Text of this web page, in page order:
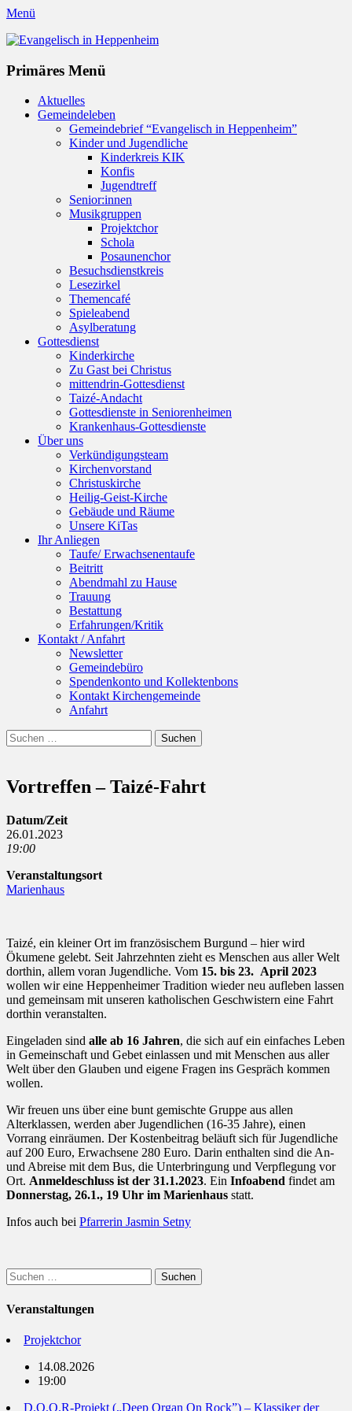
Menü
Evangelisch in Heppenheim
Primäres Menü
Zum
Inhalt
Aktuelles
Gemeindeleben
Gemeindebrief “Evangelisch in Heppenheim”
Kinder und Jugendliche
Kinderkreis KIK
Konfis
Jugendtreff
Senior:innen
Musikgruppen
Projektchor
Schola
Posaunenchor
Besuchsdienstkreis
Lesezirkel
Themencafé
Spieleabend
Asylberatung
Gottesdienst
Kinderkirche
Zu Gast bei Christus
mittendrin-Gottesdienst
Taizé-Andacht
Gottesdienste in Seniorenheimen
Krankenhaus-Gottesdienste
Über uns
Verkündigungsteam
Kirchenvorstand
Christuskirche
Heilig-Geist-Kirche
Gebäude und Räume
Unsere KiTas
Ihr Anliegen
Taufe/ Erwachsenentaufe
Beitritt
Abendmahl zu Hause
Trauung
Bestattung
Erfahrungen/Kritik
Kontakt / Anfahrt
Newsletter
Gemeindebüro
Spendenkonto und Kollektenbons
Kontakt Kirchengemeinde
Anfahrt
Suchen
Suchen
nach:
Vortreffen – Taizé-Fahrt
Datum/Zeit
26.01.2023
19:00
Veranstaltungsort
Marienhaus
Taizé, ein kleiner Ort im französischem Burgund – hier wird
Ökumene gelebt. Seit Jahrzehnten zieht es Menschen aus aller Welt
dorthin, allem voran Jugendliche. Vom 15. bis 23. April 2023
wollen wir eine Heppenheimer Tradition wieder neu aufleben lassen
und gemeinsam mit unseren katholischen Geschwistern eine Fahrt
dorthin veranstalten.
Eingeladen sind alle ab 16 Jahren, die sich auf ein einfaches Leben
in Gemeinschaft und Gebet einlassen und mit Menschen aus aller
Welt über den Glauben und eigene Fragen ins Gespräch kommen
wollen.
Wir freuen uns über eine bunt gemischte Gruppe aus allen
Alterklassen, werden aber Jugendlichen (16-35 Jahre), einen
Vorrang einräumen. Der Kostenbeitrag beläuft sich für Jugendliche
auf 200 Euro, Erwachsene 280 Euro. Darin enthalten sind die An-
und Abreise mit dem Bus, die Unterbringung und Verpflegung vor
Ort. Anmeldeschluss ist der 31.1.2023. Ein Infoabend findet am
Donnerstag, 26.1., 19 Uhr im Marienhaus statt.
Infos auch bei Pfarrerin Jasmin Setny
Suchen
nach:
Veranstaltungen
Projektchor
14.08.2026
19:00
D.O.O.R-Projekt („Deep Organ On Rock”) – Klassiker der